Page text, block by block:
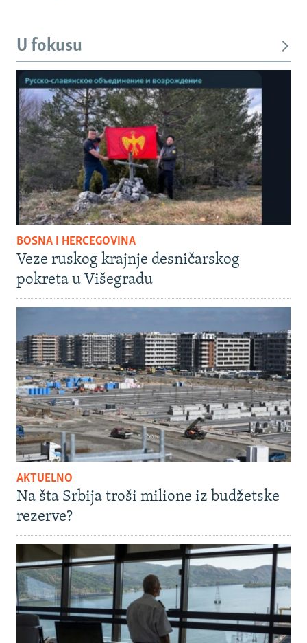
U fokusu
BOSNA I HERCEGOVINA
Veze ruskog krajnje desničarskog
pokreta u Višegradu
AKTUELNO
Na šta Srbija troši milione iz budžetske
rezerve?